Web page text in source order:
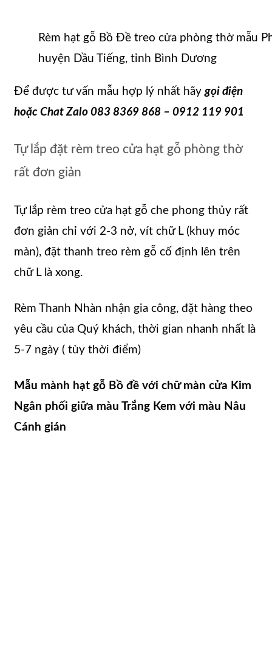
Rèm hạt gỗ Bồ Đề treo cửa phòng thờ mẫu
huyện Dầu Tiếng, tỉnh Bình Dương
Để được tư vấn mẫu hợp lý nhất hãy gọi điện
hoặc Chat Zalo 083 8369 868 – 0912 119 901
Tự lắp đặt rèm treo cửa hạt gỗ phòng thờ
rất đơn giản
Tự lắp rèm treo cửa hạt gỗ che phong thủy rất
đơn giản chỉ với 2-3 nở, vít chữ L (khuy móc
màn), đặt thanh treo rèm gỗ cố định lên trên
chữ L là xong.
Rèm Thanh Nhàn nhận gia công, đặt hàng theo
yêu cầu của Quý khách, thời gian nhanh nhất là
5-7 ngày ( tùy thời điểm)
Mẫu mành hạt gỗ Bồ đề với chữ màn cửa Kim
Ngân phối giữa màu Trắng Kem với màu Nâu
Cánh gián